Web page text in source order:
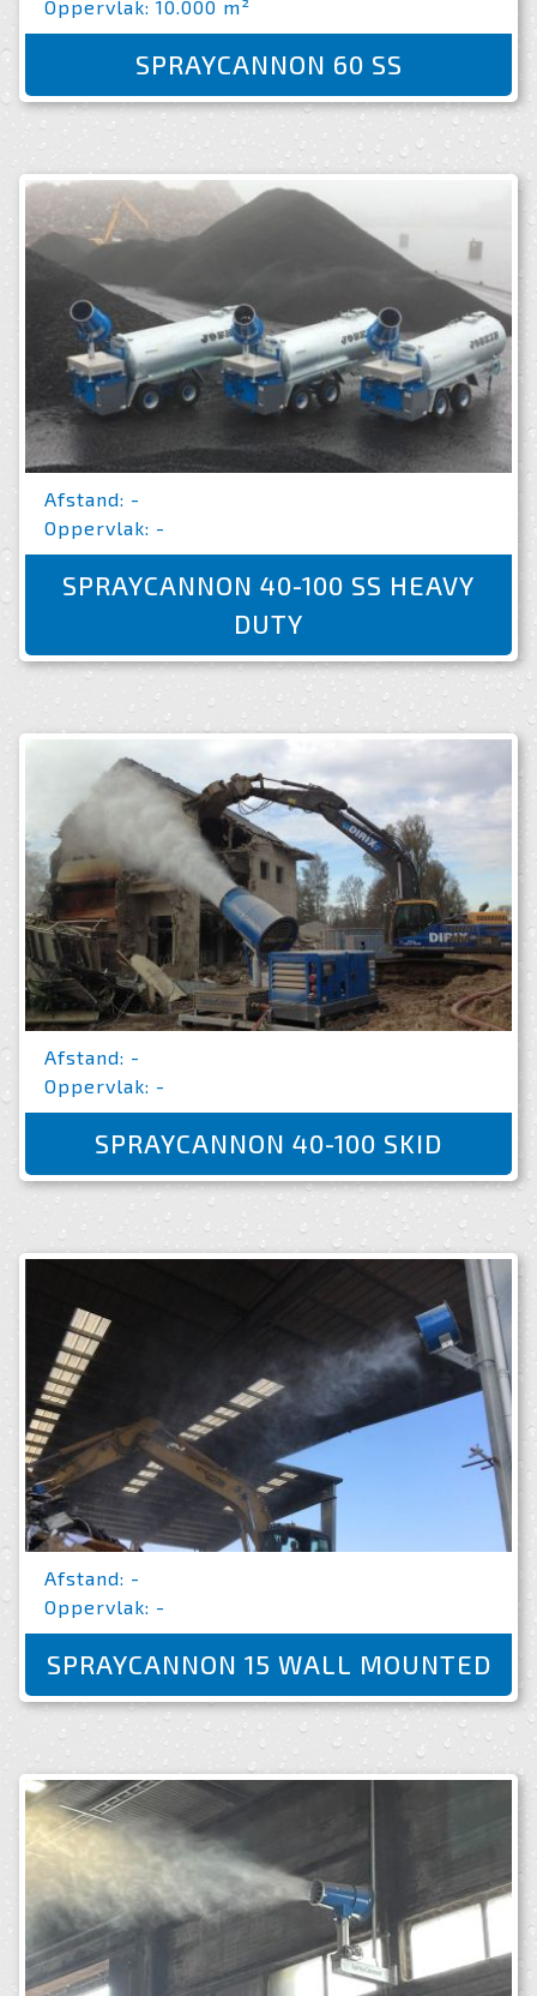
Oppervlak: 10.000 m²
SPRAYCANNON 60 SS
Afstand: -
Oppervlak: -
SPRAYCANNON 40-100 SS HEAVY
DUTY
Afstand: -
Oppervlak: -
SPRAYCANNON 40-100 SKID
Afstand: -
Oppervlak: -
SPRAYCANNON 15 WALL MOUNTED